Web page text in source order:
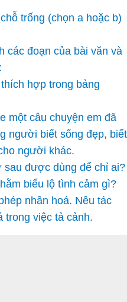
trống (chọn a hoặc b)
các đoạn của bài văn và
hợp trong bảng
một câu chuyện em đã
người biết sống đẹp, biết
người khác.
sau được dùng để chỉ ai?
biểu lộ tình cảm gì?
nhân hoá. Nêu tác
trong việc tả cảnh.